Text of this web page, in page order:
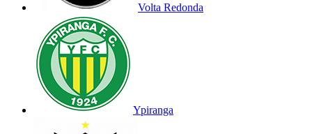
Volta Redonda
Ypiranga